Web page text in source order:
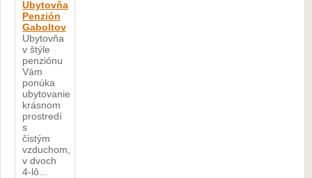
Ubytovňa
Penzión
Gaboltov
Ubytovňa
v štýle
penziónu
Vám
ponúka
ubytovanie
krásnom
prostredí
s
čistým
vzduchom,
v dvoch
4-lô...